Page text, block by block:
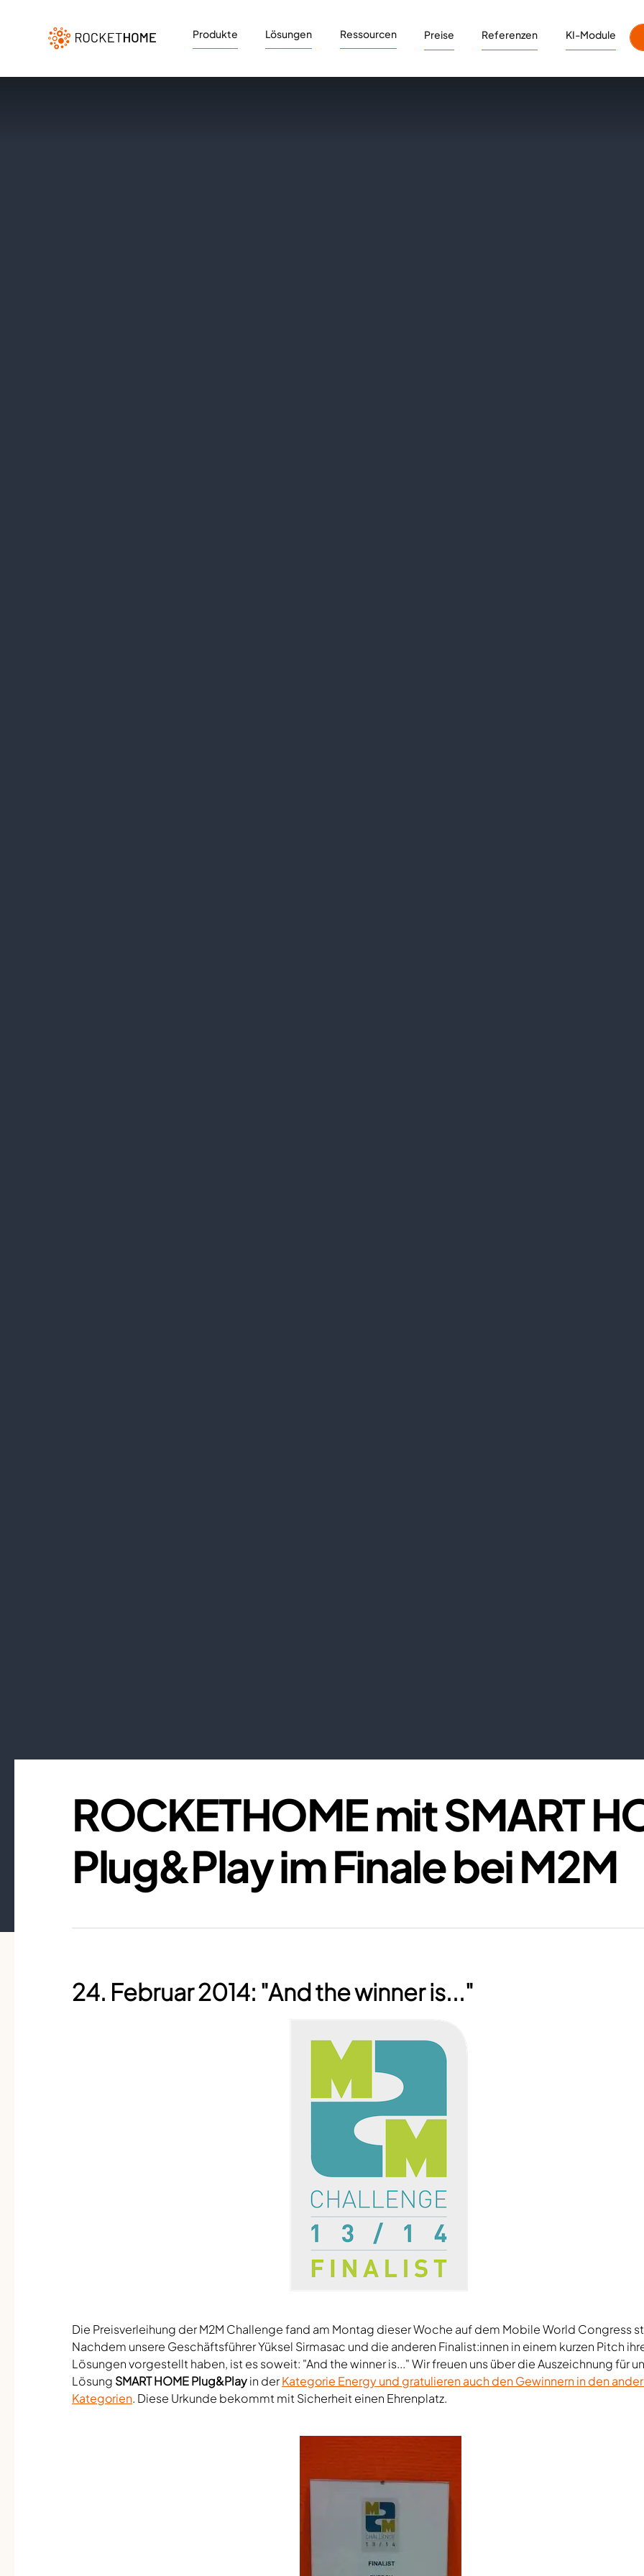
Produkte Lösungen Ressourcen Preise Referenzen KI-Module
ROCKETHOME mit SMART
Plug&Play im Finale bei M2M
24. Februar 2014: "And the winner is..."
Die Preisverleihung der M2M Challenge fand am Montag dieser Woche auf dem Mobile World Congress
Nachdem unsere Geschäftsführer Yüksel Sirmasac und die anderen Finalist:innen in einem kurzen Pitch
Lösungen vorgestellt haben, ist es soweit: "And the winner is..." Wir freuen uns über die Auszeichnung für
Lösung SMART HOME Plug&Playin derKategorie Energy und gratulieren auch den Gewinnern in den
Kategorien. Diese Urkunde bekommt mit Sicherheit einen Ehrenplatz.